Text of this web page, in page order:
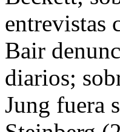
entrevistas
Bair
diarios;
Jung fuera